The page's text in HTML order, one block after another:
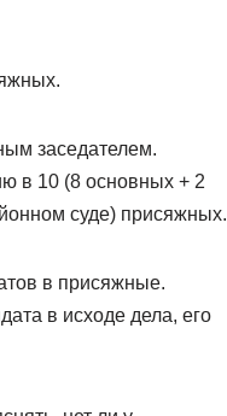
заседателем.
в 10 (8 основных + 2
суде) присяжных.
в присяжные.
в исходе дела, его